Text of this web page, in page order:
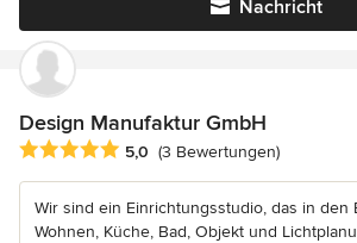
Nachricht
Design Manufaktur GmbH
Durchschnittliche Bewertung: 5 von 5
5,0 (3 Bewertungen)
Wir sind ein Einrichtungsstudio, das in den
Wohnen, Küche, Bad, Objekt und